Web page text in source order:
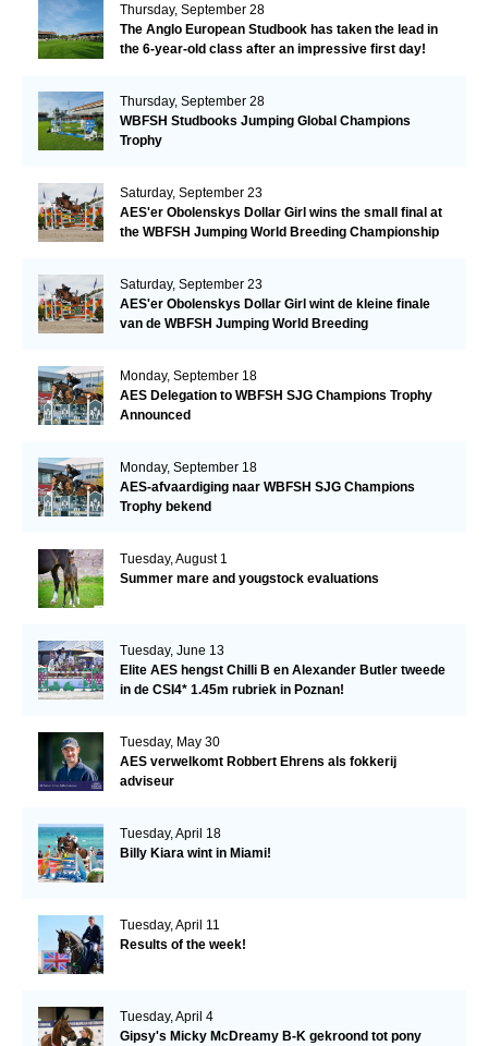
Thursday, September 28
The Anglo European Studbook has taken the lead in
the 6-year-old class after an impressive first day!​
Thursday, September 28
WBFSH Studbooks Jumping Global Champions
Trophy
Saturday, September 23
AES'er Obolenskys Dollar Girl wins the small final at
the WBFSH Jumping World Breeding Championship
Saturday, September 23
AES'er Obolenskys Dollar Girl wint de kleine finale
van de WBFSH Jumping World Breeding
Monday, September 18
AES Delegation to WBFSH SJG Champions Trophy
Announced
Monday, September 18
AES-afvaardiging naar WBFSH SJG Champions
Trophy bekend
Tuesday, August 1
Summer mare and yougstock evaluations
Tuesday, June 13
Elite AES hengst Chilli B en Alexander Butler tweede
in de CSI4* 1.45m rubriek in Poznan!
Tuesday, May 30
AES verwelkomt Robbert Ehrens als fokkerij
adviseur
Tuesday, April 18
Billy Kiara wint in Miami!
Tuesday, April 11
Results of the week!
Tuesday, April 4
Gipsy's Micky McDreamy B-K gekroond tot pony